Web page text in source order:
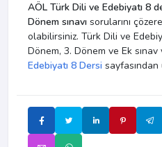
AÖL Türk Dili ve Edebiyatı 8
Dönem sınavı sorularını
olabilirsiniz. Türk Dili ve
Dönem, 3. Dönem ve Ek sınav
Edebiyatı 8 Dersi